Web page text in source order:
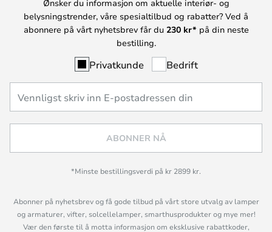
Ønsker du informasjon om aktuelle interiør- og
belysningstrender, våre spesialtilbud og rabatter? Ved å
abonnere på vårt nyhetsbrev får du 230 kr* på din neste
bestilling.
Privatkunde Bedrift
ABONNER NÅ
*Minste bestillingsverdi på kr 2899 kr.
Abonner på nyhetsbrev og få gode tilbud på vårt store utvalg av lamper
og armaturer, vifter, solcellelamper, smarthusprodukter og mye mer!
Vær den første til å motta informasjon om eksklusive rabattkoder,